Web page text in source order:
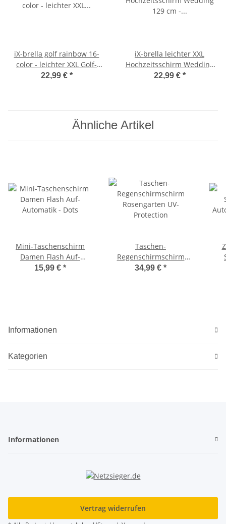
iX-brella golf rainbow 16-
color - leichter XXL Golf-
Partner-Regenschirm 16-
22,99 € *
iX-brella leichter XXL
Hochzeitsschirm Wedding
129 cm - weiß
22,99 € *
Ähnliche Artikel
Mini-Taschenschirm
Damen Flash Auf-
Automatik - Dots
15,99 € *
Taschen-
Regenschirmschirm
Rosengarten UV-
34,99 € *
Informationen
Kategorien
Informationen
Vertrag widerrufen